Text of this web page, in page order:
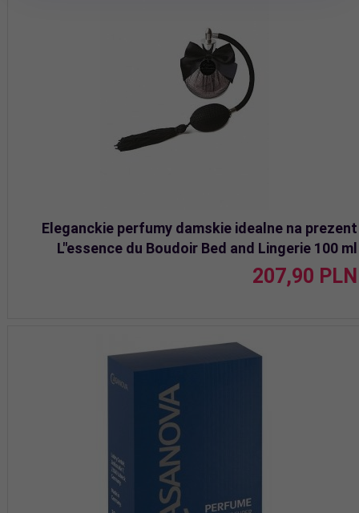
Eleganckie perfumy damskie idealne na prezent
L"essence du Boudoir Bed and Lingerie 100 ml
207,90 PLN